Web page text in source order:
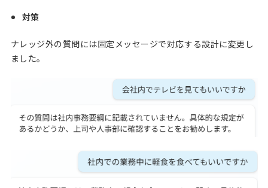
対策
ナレッジ外の質問には固定メッセージで対応する設計に変更し
ました。